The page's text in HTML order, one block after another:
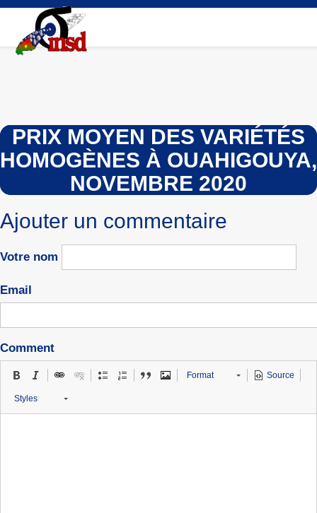
Aller
contenu
principal
PRIX MOYEN DES VARIÉTÉS
HOMOGÈNES À OUAHIGOUYA,
NOVEMBRE 2020
Ajouter un commentaire
Votre nom
Email
Comment
Format Source
Styles